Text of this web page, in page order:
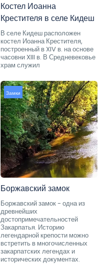
Костел Иоанна
Крестителя в селе Кидеш
В селе Кидеш расположен
костел Иоанна Крестителя,
построенный в XIV в. на основе
часовни XIII в. В Средневековье
храм служил
Замки
Боржавский замок
Боржавский замок - одна из
древнейших
достопримечательностей
Закарпатья. Историю
легендарной крепости можно
встретить в многочисленных
закарпатских легендах и
исторических документах.